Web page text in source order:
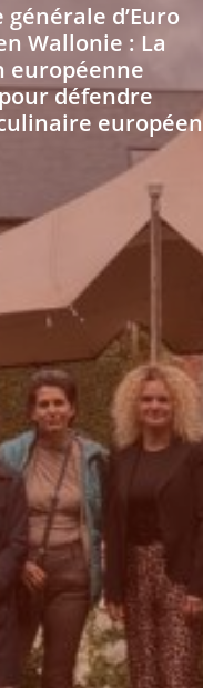
générale d’Euro
Wallonie : La
européenne
défendre
européen